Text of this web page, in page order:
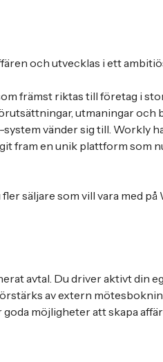
och utvecklas i ett
främst riktas till företag i
utmaningar och
vänder sig till. Workly
fram en unik plattform som
säljare som vill vara med på
avtal. Du driver aktivt din
av extern
möjligheter att skapa